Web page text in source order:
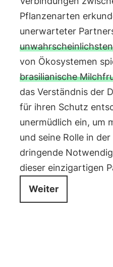
Pflanzenarten
unerwarteter
von Ökosystemen
brasilianische
das Verständnis der
für ihren Schutz
unermüdlich ein, um
und seine Rolle in
dringende
dieser einzigartigen
Weiter